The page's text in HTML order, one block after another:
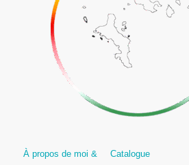
À propos de moi &
Catalogue